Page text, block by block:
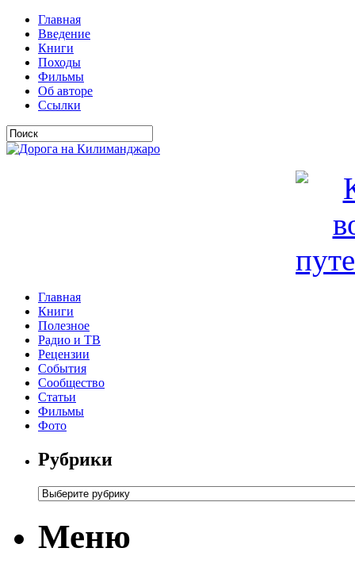
Главная
Введение
Книги
Походы
Фильмы
Об авторе
Ссылки
Главная
Книги
Полезное
Радио и ТВ
Рецензии
События
Сообщество
Статьи
Фильмы
Фото
Рубрики
Меню